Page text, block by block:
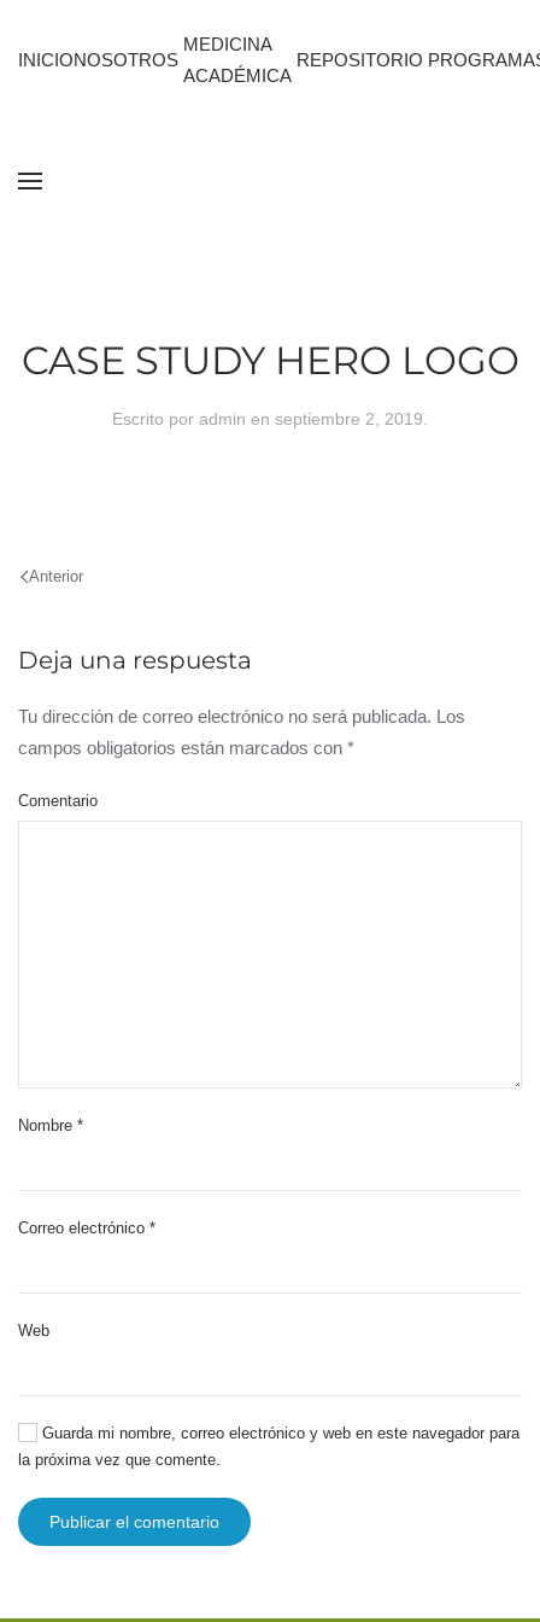
INICIONOSOTROS
MEDICINA
ACADÉMICA
REPOSITORIO
CASE STUDY HERO LOGO
Escrito por admin en septiembre 2, 2019
Anterior
Deja una respuesta
Tu dirección de correo electrónico no será publicada. Los
campos obligatorios están marcados con *
Comentario
Nombre *
Correo electrónico *
Web
Guarda mi nombre, correo electrónico y web en este navegador para
la próxima vez que comente.
Publicar el comentario